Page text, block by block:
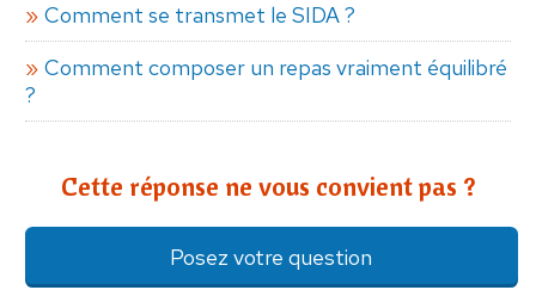
Comment se transmet le SIDA ?
Comment composer un repas vraiment équilibré
?
Cette réponse ne vous convient pas ?
Posez votre question